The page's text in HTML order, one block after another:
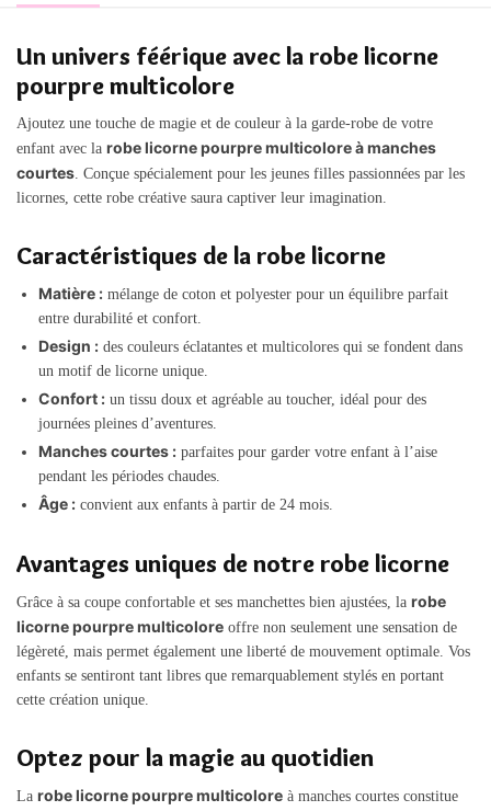
Un univers féérique avec la robe licorne
pourpre multicolore
Ajoutez une touche de magie et de couleur à la garde-robe de votre
enfant avec la robe licorne pourpre multicolore à manches
courtes. Conçue spécialement pour les jeunes filles passionnées par les
licornes, cette robe créative saura captiver leur imagination.
Caractéristiques de la robe licorne
Matière : mélange de coton et polyester pour un équilibre parfait
entre durabilité et confort.
Design : des couleurs éclatantes et multicolores qui se fondent dans
un motif de licorne unique.
Confort : un tissu doux et agréable au toucher, idéal pour des
journées pleines d’aventures.
Manches courtes : parfaites pour garder votre enfant à l’aise
pendant les périodes chaudes.
Âge : convient aux enfants à partir de 24 mois.
Avantages uniques de notre robe licorne
Grâce à sa coupe confortable et ses manchettes bien ajustées, la robe
licorne pourpre multicolore offre non seulement une sensation de
légèreté, mais permet également une liberté de mouvement optimale. Vos
enfants se sentiront tant libres que remarquablement stylés en portant
cette création unique.
Optez pour la magie au quotidien
La robe licorne pourpre multicolore à manches courtes constitue